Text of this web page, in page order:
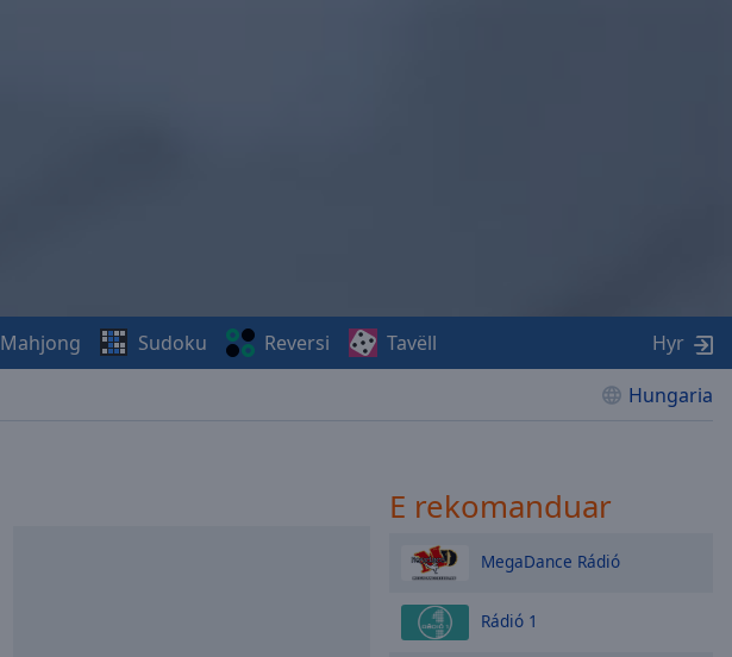
Hungaria
Mahjong Sudoku Reversi Tavëll Hyr
E rekomanduar
MegaDance Rádió
Rádió 1